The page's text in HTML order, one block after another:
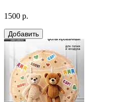
1500 р.